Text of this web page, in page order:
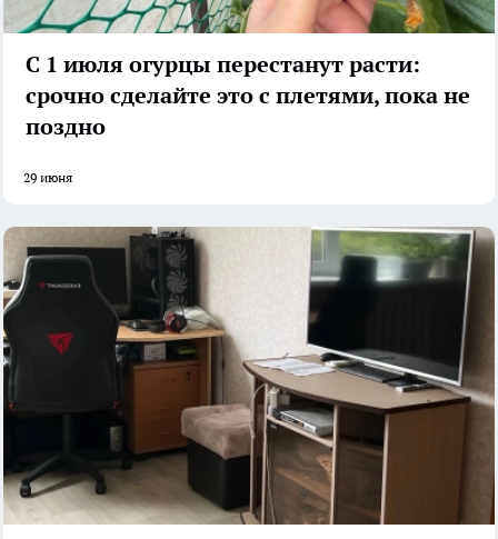
С 1 июля огурцы перестанут расти:
срочно сделайте это с плетями, пока не
поздно
29 июня